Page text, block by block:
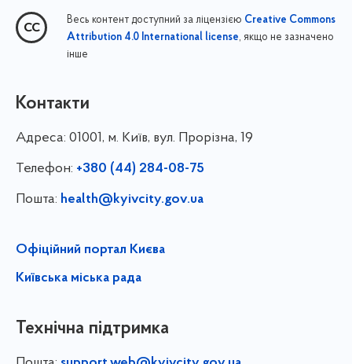
Весь контент доступний за ліцензією Creative Commons
Attribution 4.0 International license, якщо не зазначено
інше
Контакти
Адреса: 01001, м. Київ, вул. Прорізна, 19
Телефон: +380 (44) 284-08-75
Пошта: health@kyivcity.gov.ua
Офіційний портал Києва
Київська міська рада
Технічна підтримка